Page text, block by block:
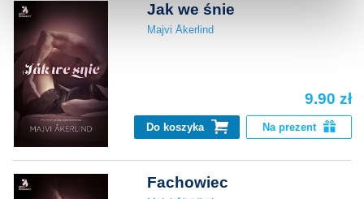
Jak we śnie
Majvi Åkerlind
9.90 zł
Do koszyka Na prezent
Fachowiec